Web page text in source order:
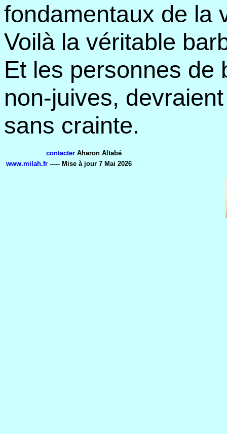
fondamentaux de la
Voilà la véritable
Et les personnes de
non-juives,
sans crainte.
contacter Aharon Altabé
www.milah.fr ----- Mise à jour 7 Mai 2026